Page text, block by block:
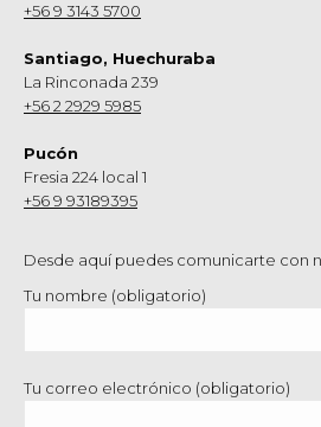
+56 9 3143 5700
Santiago, Huechuraba
La Rinconada 239
+56 2 2929 5985
Pucón
Fresia 224 local 1
+56 9 93189395
Desde aquí puedes comunicarte con
Tu nombre (obligatorio)
Tu correo electrónico (obligatorio)